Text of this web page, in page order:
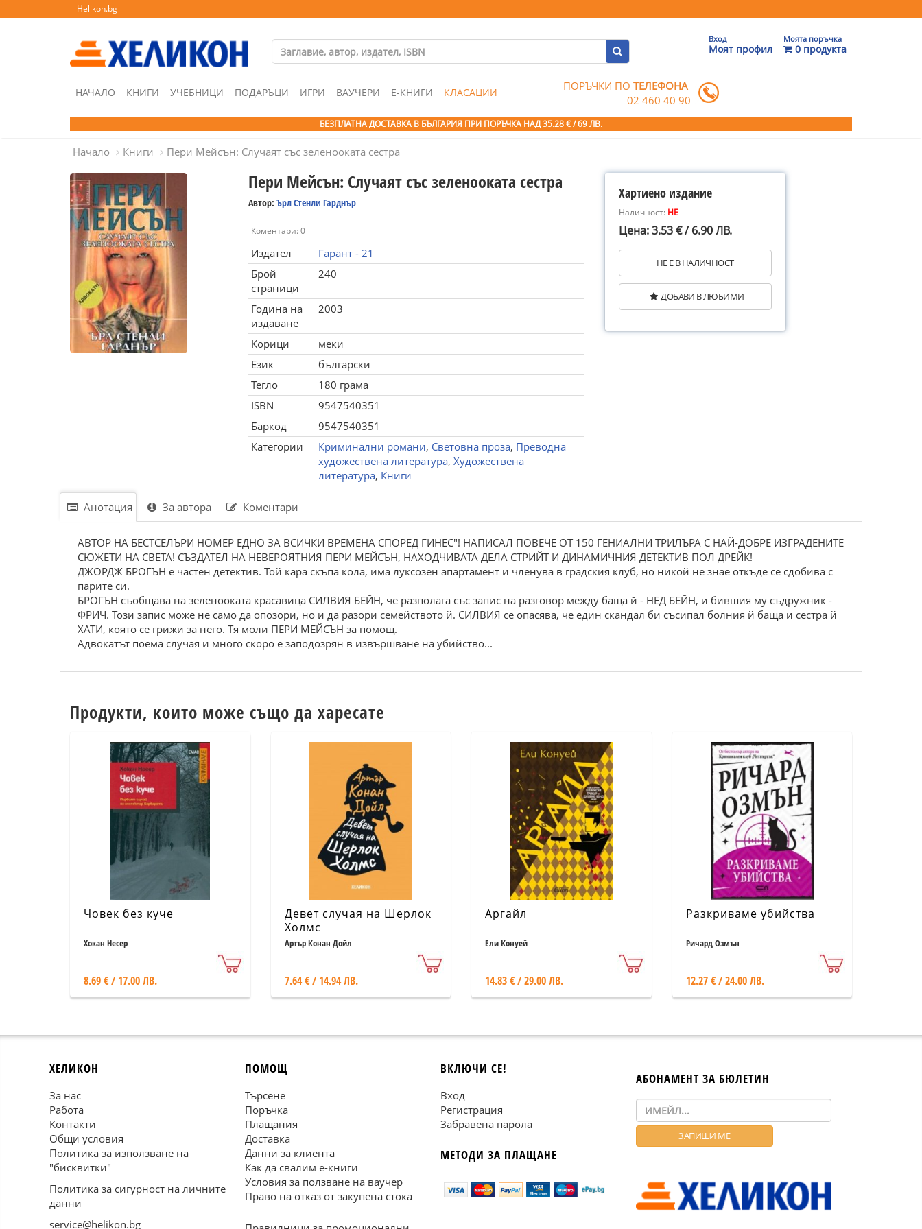
Helikon.bg
Вход
Моят профил
Моята поръчка
0 продукта
НАЧАЛО КНИГИ УЧЕБНИЦИ ПОДАРЪЦИ ИГРИ ВАУЧЕРИ Е-КНИГИ КЛАСАЦИИ ПОРЪЧКИ ПОТЕЛЕФОНА
02 460 40 90
БЕЗПЛАТНА ДОСТАВКА В БЪЛГАРИЯ ПРИ ПОРЪЧКА НАД 35.28 € / 69 ЛВ.
Начало Книги Пери Мейсън: Случаят със зеленооката сестра
Пери Мейсън: Случаят със зеленооката сестра
Автор: Ърл Стенли Гарднър
Коментари: 0
Издател
Гарант - 21
Брой
страници
240
Година на
издаване
2003
Корици
меки
Език
български
Тегло
180 грама
ISBN
9547540351
Баркод
9547540351
Категории
Криминални романи, Световна проза, Преводна
художествена литература, Художествена
литература, Книги
Хартиено издание
Наличност: НЕ
Цена: 3.53 € / 6.90 ЛВ.
НЕ Е В НАЛИЧНОСТ
ДОБАВИ В ЛЮБИМИ
Анотация За автора Коментари
АВТОР НА БЕСТСЕЛЪРИ НОМЕР ЕДНО ЗА ВСИЧКИ ВРЕМЕНА СПОРЕД ГИНЕС"! НАПИСАЛ ПОВЕЧЕ ОТ 150 ГЕНИАЛНИ ТРИЛЪРА С НАЙ-ДОБРЕ ИЗГРАДЕНИТЕ
СЮЖЕТИ НА СВЕТА! СЪЗДАТЕЛ НА НЕВЕРОЯТНИЯ ПЕРИ МЕЙСЪН, НАХОДЧИВАТА ДЕЛА СТРИЙТ И ДИНАМИЧНИЯ ДЕТЕКТИВ ПОЛ ДРЕЙК!
ДЖОРДЖ БРОГЪН е частен детектив. Той кара скъпа кола, има луксозен апартамент и членува в градския клуб, но никой не знае откъде се сдобива с
парите си.
БРОГЪН съобщава на зеленооката красавица СИЛВИЯ БЕЙН, че разполага със запис на разговор между баща й - НЕД БЕЙН, и бившия му съдружник -
ФРИЧ. Този запис може не само да опозори, но и да разори семейството й. СИЛВИЯ се опасява, че един скандал би съсипал болния й баща и сестра й
ХАТИ, която се грижи за него. Тя моли ПЕРИ МЕЙСЪН за помощ.
Адвокатът поема случая и много скоро е заподозрян в извършване на убийство...
Продукти, които може също да харесате
Човек без куче
Хокан Несер
8.69 € / 17.00 ЛВ.
Девет случая на Шерлок
Холмс
Артър Конан Дойл
7.64 € / 14.94 ЛВ.
Аргайл
Ели Конуей
14.83 € / 29.00 ЛВ.
Разкриваме убийства
Ричард Озмън
12.27 € / 24.00 ЛВ.
ХЕЛИКОН
За нас
Работа
Контакти
Общи условия
Политика за използване на
"бисквитки"
Политика за сигурност на личните
данни
service@helikon.bg
ПОМОЩ
Търсене
Поръчка
Плащания
Доставка
Данни за клиента
Как да свалим е-книги
Условия за ползване на ваучер
Право на отказ от закупена стока
ВКЛЮЧИ СЕ!
Вход
Регистрация
Забравена парола
МЕТОДИ ЗА ПЛАЩАНЕ
АБОНАМЕНТ ЗА БЮЛЕТИН